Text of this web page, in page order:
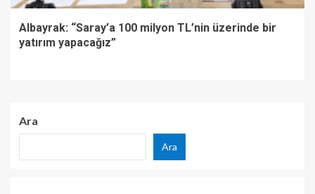
Albayrak: “Saray’a 100 milyon TL’nin üzerinde bir
yatırım yapacağız”
Ara
Ara